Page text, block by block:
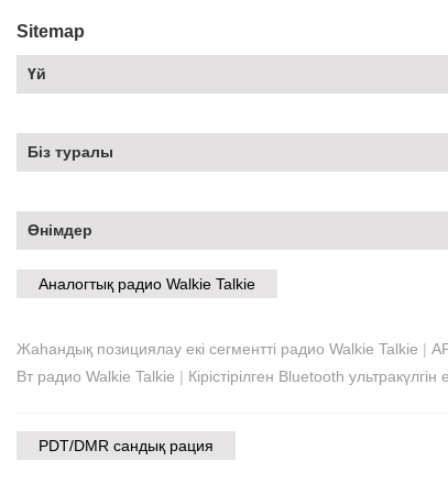
Sitemap
Үй
Біз туралы
Өнімдер
Аналогтық радио Walkie Talkie
Жаһандық позициялау екі сегментті радио Walkie Talkie |
Вт радио Walkie Talkie | Кірістірілген Bluetooth
PDT/DMR сандық рация